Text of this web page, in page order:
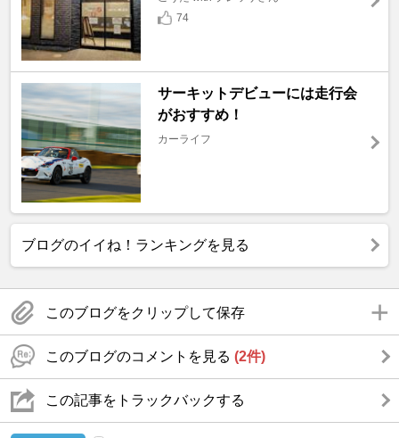
74
サーキットデビューには走行会
がおすすめ！
カーライフ
ブログのイイね！ランキングを見る
このブログをクリップして保存
このブログのコメントを見る (2件)
この記事をトラックバックする